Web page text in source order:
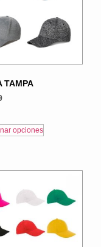
TAMPA
opciones